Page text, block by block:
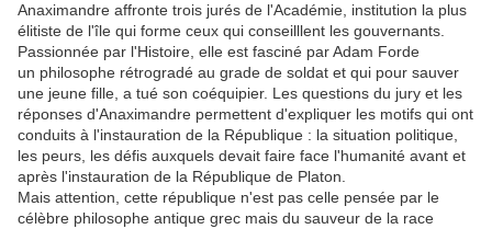
Anaximandre affronte trois jurés de l'Académie, institution la plus
élitiste de l'île qui forme ceux qui conseilllent les gouvernants.
Passionnée par l'Histoire, elle est fasciné par Adam Forde
un philosophe rétrogradé au grade de soldat et qui pour sauver
une jeune fille, a tué son coéquipier. Les questions du jury et les
réponses d'Anaximandre permettent d'expliquer les motifs qui ont
conduits à l'instauration de la République : la situation politique,
les peurs, les défis auxquels devait faire face l'humanité avant et
après l'instauration de la République de Platon.
Mais attention, cette république n'est pas celle pensée par le
célèbre philosophe antique grec mais du sauveur de la race